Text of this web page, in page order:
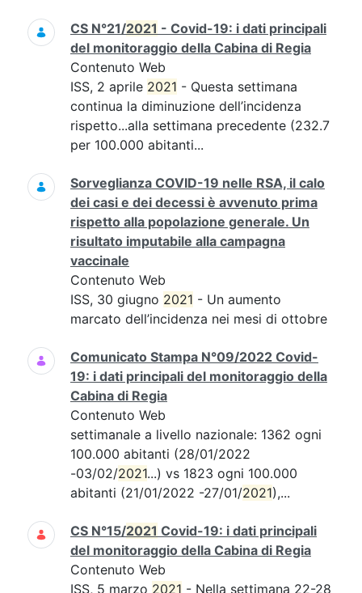
CS N°21/2021 - Covid-19: i dati principali
del monitoraggio della Cabina di Regia
Contenuto Web
ISS, 2 aprile 2021 - Questa settimana
continua la diminuzione dell’incidenza
rispetto...alla settimana precedente (232.7
per 100.000 abitanti...
Sorveglianza COVID-19 nelle RSA, il calo
dei casi e dei decessi è avvenuto prima
rispetto alla popolazione generale. Un
risultato imputabile alla campagna
vaccinale
Contenuto Web
ISS, 30 giugno 2021 - Un aumento
marcato dell’incidenza nei mesi di ottobre
Comunicato Stampa N°09/2022 Covid-
19: i dati principali del monitoraggio della
Cabina di Regia
Contenuto Web
settimanale a livello nazionale: 1362 ogni
100.000 abitanti (28/01/2022
-03/02/2021...) vs 1823 ogni 100.000
abitanti (21/01/2022 -27/01/2021),...
CS N°15/2021 Covid-19: i dati principali
del monitoraggio della Cabina di Regia
Contenuto Web
ISS, 5 marzo 2021 - Nella settimana 22-28